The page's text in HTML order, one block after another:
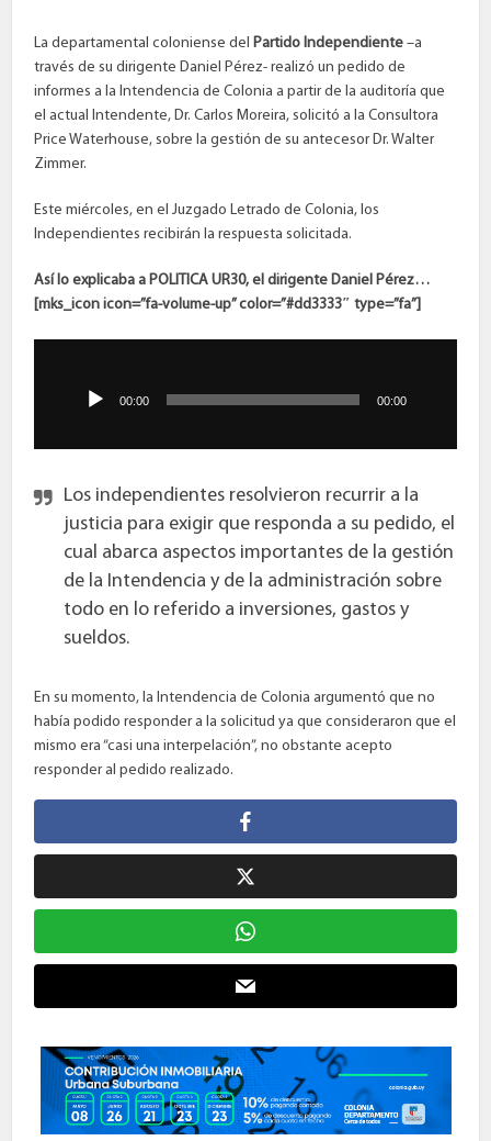
La departamental coloniense del Partido Independiente –a
través de su dirigente Daniel Pérez- realizó un pedido de
informes a la Intendencia de Colonia a partir de la auditoría que
el actual Intendente, Dr. Carlos Moreira, solicitó a la Consultora
Price Waterhouse, sobre la gestión de su antecesor Dr. Walter
Zimmer.
Este miércoles, en el Juzgado Letrado de Colonia, los
Independientes recibirán la respuesta solicitada.
Así lo explicaba a POLITICA UR30, el dirigente Daniel Pérez…
[mks_icon icon=”fa-volume-up” color=”#dd3333″ type=”fa”]
00:00 00:00
Los independientes resolvieron recurrir a la
justicia para exigir que responda a su pedido, el
cual abarca aspectos importantes de la gestión
de la Intendencia y de la administración sobre
todo en lo referido a inversiones, gastos y
sueldos.
En su momento, la Intendencia de Colonia argumentó que no
había podido responder a la solicitud ya que consideraron que el
mismo era “casi una interpelación”, no obstante acepto
responder al pedido realizado.